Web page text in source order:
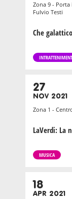
Zona 9 - Porta
Fulvio Testi
Che
27
NOV 2021
Zona 1 -
LaVerdi: La
MUSICA
18
APR 2021